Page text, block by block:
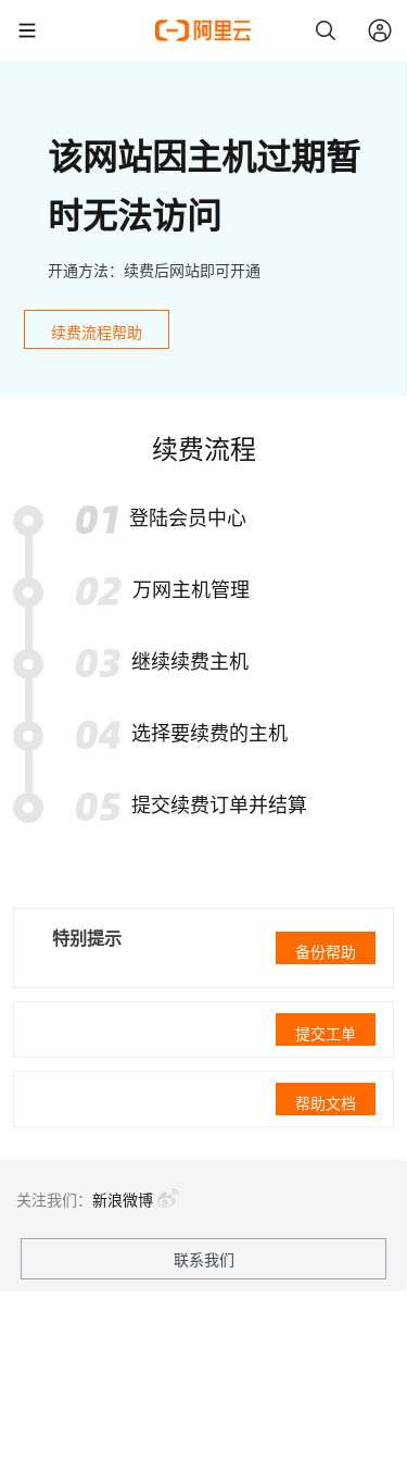
该网站因主机过期暂
时无法访问
开通方法：续费后网站即可开通
续费流程帮助
续费流程
登陆会员中心
万网主机管理
继续续费主机
选择要续费的主机
提交续费订单并结算
特别提示
备份帮助
提交工单
帮助文档